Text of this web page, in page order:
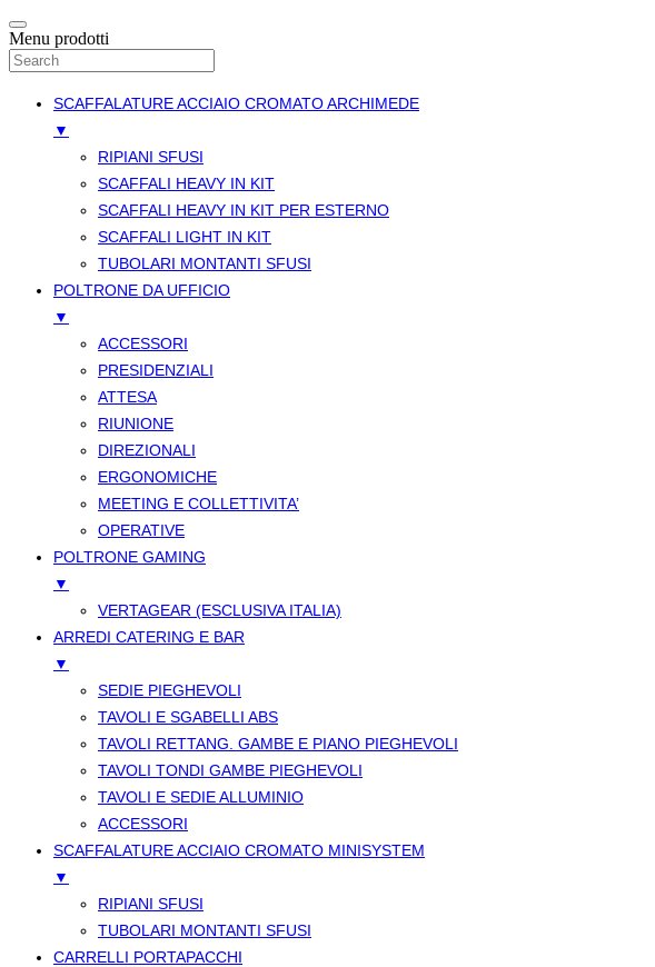
Menu prodotti
SCAFFALATURE ACCIAIO CROMATO ARCHIMEDE
▼
RIPIANI SFUSI
SCAFFALI HEAVY IN KIT
SCAFFALI HEAVY IN KIT PER ESTERNO
SCAFFALI LIGHT IN KIT
TUBOLARI MONTANTI SFUSI
POLTRONE DA UFFICIO
▼
ACCESSORI
PRESIDENZIALI
ATTESA
RIUNIONE
DIREZIONALI
ERGONOMICHE
MEETING E COLLETTIVITA’
OPERATIVE
POLTRONE GAMING
▼
VERTAGEAR (ESCLUSIVA ITALIA)
ARREDI CATERING E BAR
▼
SEDIE PIEGHEVOLI
TAVOLI E SGABELLI ABS
TAVOLI RETTANG. GAMBE E PIANO PIEGHEVOLI
TAVOLI TONDI GAMBE PIEGHEVOLI
TAVOLI E SEDIE ALLUMINIO
ACCESSORI
SCAFFALATURE ACCIAIO CROMATO MINISYSTEM
▼
RIPIANI SFUSI
TUBOLARI MONTANTI SFUSI
CARRELLI PORTAPACCHI